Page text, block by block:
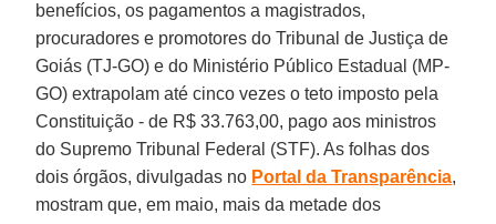
benefícios, os pagamentos a magistrados,
procuradores e promotores do Tribunal de Justiça de
Goiás (TJ-GO) e do Ministério Público Estadual (MP-
GO) extrapolam até cinco vezes o teto imposto pela
Constituição - de R$ 33.763,00, pago aos ministros
do Supremo Tribunal Federal (STF). As folhas dos
dois órgãos, divulgadas no Portal da Transparência,
mostram que, em maio, mais da metade dos